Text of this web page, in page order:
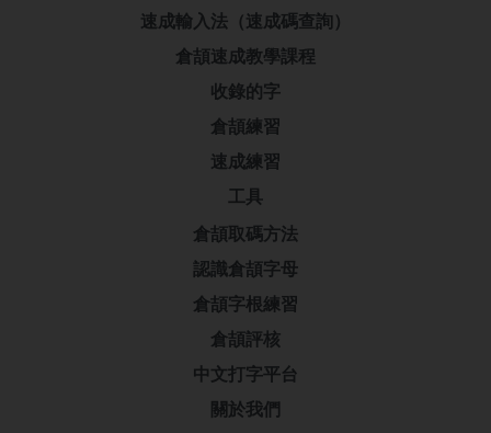
速成輸入法（速成碼查詢）
倉頡速成教學課程
收錄的字
倉頡練習
速成練習
工具
倉頡取碼方法
認識倉頡字母
倉頡字根練習
倉頡評核
中文打字平台
關於我們